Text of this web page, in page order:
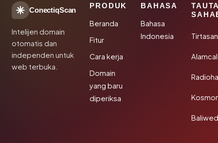
ConectiqScan
Intelijen domain
otomatis dan
independen untuk
web terbuka.
PRODUK
Beranda
Fitur
Cara kerja
Domain
yang baru
diperiksa
BAHASA
Bahasa
Indonesia